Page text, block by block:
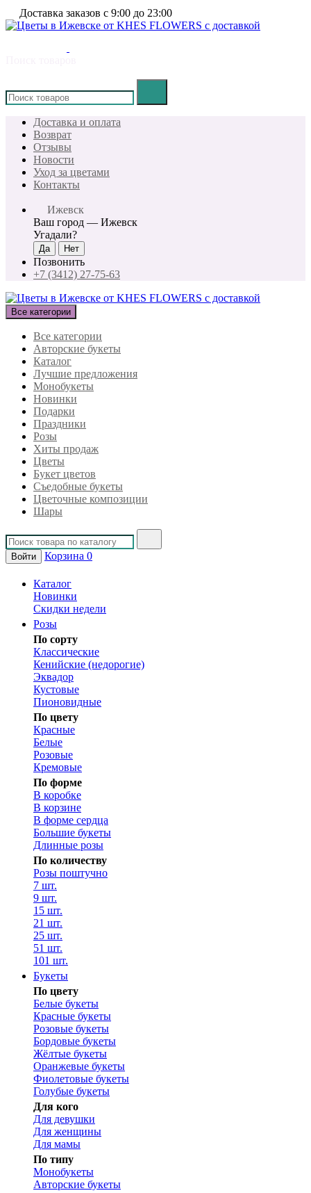
Доставка заказов с 9:00 до 23:00
Доставка и оплата
Возврат
Отзывы
Новости
Уход за цветами
Контакты
Ижевск
Ваш город — Ижевск
Угадали?
Позвонить
+7 (3412) 27-75-63
Все категории
Все категории
Авторские букеты
Каталог
Лучшие предложения
Монобукеты
Новинки
Подарки
Праздники
Розы
Хиты продаж
Цветы
Букет цветов
Съедобные букеты
Цветочные композиции
Шары
Войти Корзина 0
Каталог
Новинки
Скидки недели
Розы
По сорту
Классические
Кенийские (недорогие)
Эквадор
Кустовые
Пионовидные
По цвету
Красные
Белые
Розовые
Кремовые
По форме
В коробке
В корзине
В форме сердца
Большие букеты
Длинные розы
По количеству
Розы поштучно
7 шт.
9 шт.
15 шт.
21 шт.
25 шт.
51 шт.
101 шт.
Букеты
По цвету
Белые букеты
Красные букеты
Розовые букеты
Бордовые букеты
Жёлтые букеты
Оранжевые букеты
Фиолетовые букеты
Голубые букеты
Для кого
Для девушки
Для женщины
Для мамы
По типу
Монобукеты
Авторские букеты